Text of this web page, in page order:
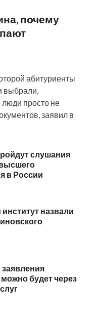
почему
абитуриенты
выбрали,
люди просто не
заявил в
слушания
в России
назвали
будет через